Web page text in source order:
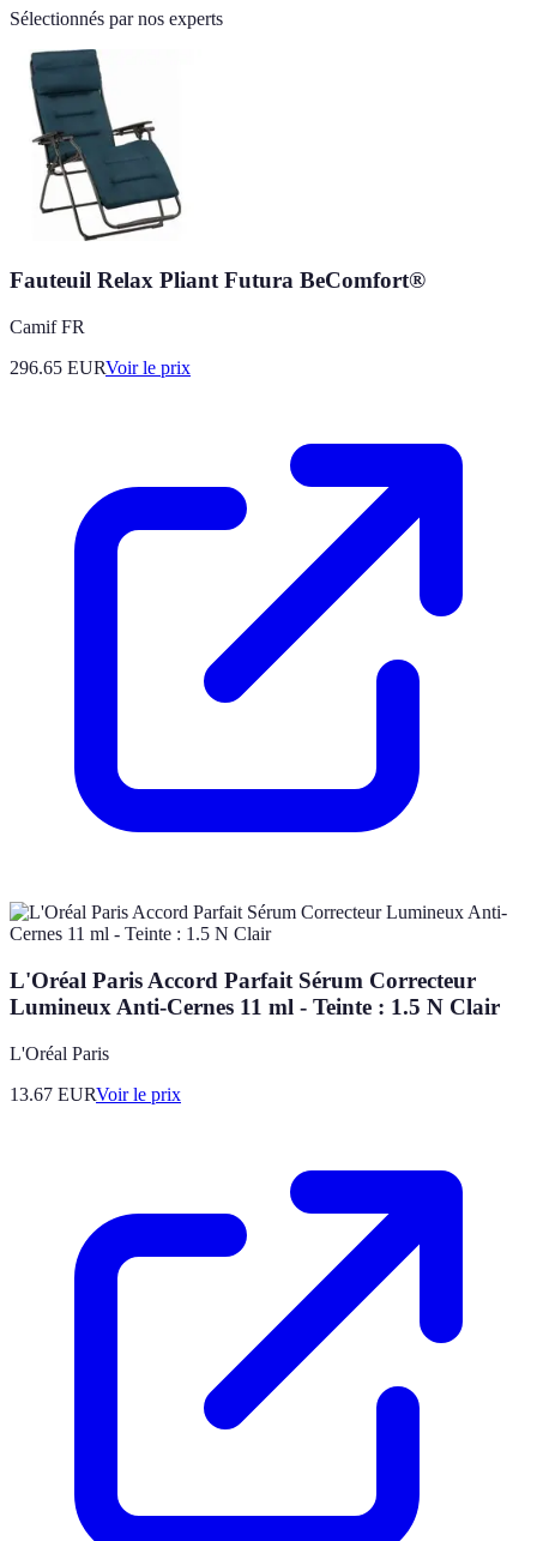
Sélectionnés par nos experts
Fauteuil Relax Pliant Futura BeComfort®
Camif FR
296.65 EURVoir le prix
L'Oréal Paris Accord Parfait Sérum Correcteur
Lumineux Anti-Cernes 11 ml - Teinte : 1.5 N Clair
L'Oréal Paris
13.67 EURVoir le prix